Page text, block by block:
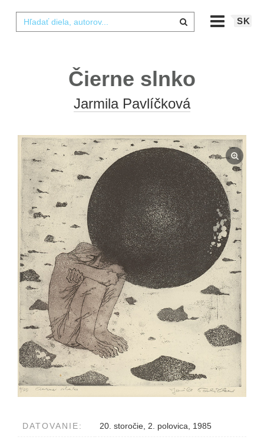
SK
Čierne slnko
Jarmila Pavlíčková
DATOVANIE: 20. storočie, 2. polovica, 1985